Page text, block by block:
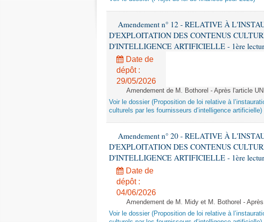
Amendement n° 12 - RELATIVE À
D'EXPLOITATION DES CONTENUS
D'INTELLIGENCE ARTIFICIELLE - 1ère
Date de
dépôt :
29/05/2026
Amendement de M. Bothorel - Après l'article
Voir le dossier (Proposition de loi relative à
culturels par les fournisseurs d’intelligence artificielle)
Amendement n° 20 - RELATIVE À
D'EXPLOITATION DES CONTENUS
D'INTELLIGENCE ARTIFICIELLE - 1ère
Date de
dépôt :
04/06/2026
Amendement de M. Midy et M. Bothorel -
Voir le dossier (Proposition de loi relative à